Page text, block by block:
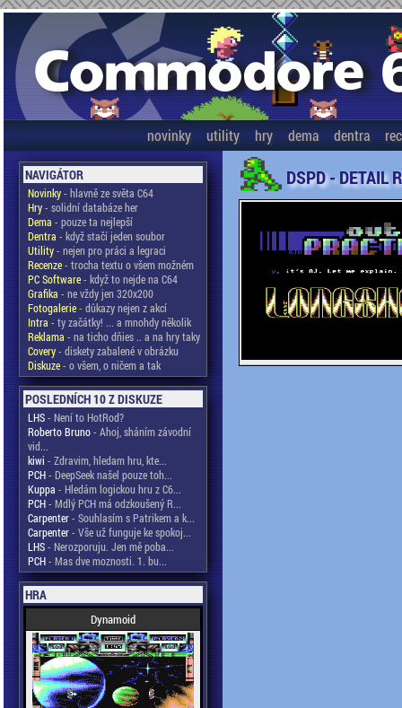
novinky utility hry dema dentra
NAVIGÁTOR
Novinky- hlavně ze světa C64
Hry- solidní databáze her
Dema - pouze ta nejlepší
Dentra - když stačí jeden soubor
Utility- nejen pro práci a legraci
Recenze- trocha textu o všem možném
PC Software- když to nejde na C64
Grafika - ne vždy jen 320x200
Fotogalerie- důkazy nejen z akcí
Intra - ty začátky! ... a mnohdy několik
Reklama - na ticho dňies .. a na hry taky
Covery- diskety zabalené v obrázku
Diskuze- o všem, o ničem a tak
POSLEDNÍCH 10 Z DISKUZE
LHS- Není to HotRod?
Roberto Bruno- Ahoj, sháním závodní
vid...
kiwi - Zdravim, hledam hru, kte...
PCH- DeepSeek našel pouze toh...
Kuppa - Hledám logickou hru z C6...
PCH- Mdlý PCH má odzkoušený R...
Carpenter- Souhlasím s Patrikem a k...
Carpenter- Vše už funguje ke spokoj...
LHS- Nerozporuju. Jen mě poba...
PCH- Mas dve moznosti. 1. bu...
HRA
Dynamoid
DSPD - DETAIL